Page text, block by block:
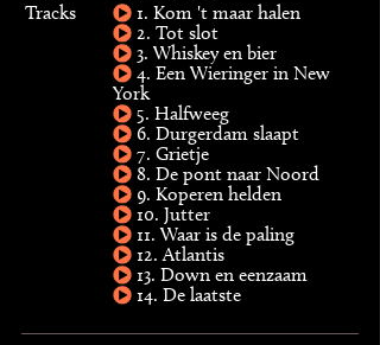
Tracks
1. Kom 't maar halen
2. Tot slot
3. Whiskey en bier
4. Een Wieringer in New
York
5. Halfweeg
6. Durgerdam slaapt
7. Grietje
8. De pont naar Noord
9. Koperen helden
10. Jutter
11. Waar is de paling
12. Atlantis
13. Down en eenzaam
14. De laatste